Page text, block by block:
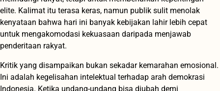
elite. Kalimat itu terasa keras, namun publik sulit menolak
kenyataan bahwa hari ini banyak kebijakan lahir lebih cepat
untuk mengakomodasi kekuasaan daripada menjawab
penderitaan rakyat.
Kritik yang disampaikan bukan sekadar kemarahan emosional.
Ini adalah kegelisahan intelektual terhadap arah demokrasi
Indonesia. Ketika undang-undang bisa diubah demi